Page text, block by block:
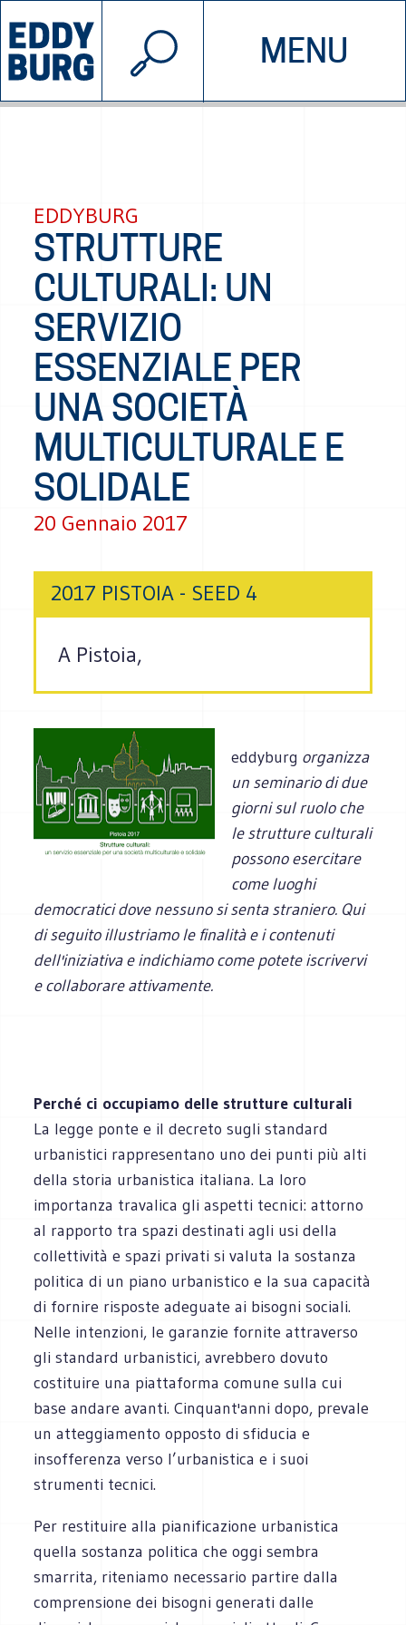
MENU
INIZIATIVE CHI SIAMO
© 2026 EDDYBURG
EDDYBURG
STRUTTURE
CULTURALI: UN
SERVIZIO
ESSENZIALE PER
UNA SOCIETÀ
MULTICULTURALE E
SOLIDALE
20 Gennaio 2017
2017 PISTOIA - SEED 4
A Pistoia,
eddyburg organizza
un seminario di due
giorni sul ruolo che
le strutture culturali
possono esercitare
come luoghi
democratici dove nessuno si senta straniero. Qui
di seguito illustriamo le finalità e i contenuti
dell'iniziativa e indichiamo come potete iscrivervi
e collaborare attivamente.
Perché ci occupiamo delle strutture culturali
La legge ponte e il decreto sugli standard
urbanistici rappresentano uno dei punti più alti
della storia urbanistica italiana. La loro
importanza travalica gli aspetti tecnici: attorno
al rapporto tra spazi destinati agli usi della
collettività e spazi privati si valuta la sostanza
politica di un piano urbanistico e la sua capacità
di fornire risposte adeguate ai bisogni sociali.
Nelle intenzioni, le garanzie fornite attraverso
gli standard urbanistici, avrebbero dovuto
costituire una piattaforma comune sulla cui
base andare avanti. Cinquant'anni dopo, prevale
un atteggiamento opposto di sfiducia e
insofferenza verso l’urbanistica e i suoi
strumenti tecnici.
Per restituire alla pianificazione urbanistica
quella sostanza politica che oggi sembra
smarrita, riteniamo necessario partire dalla
comprensione dei bisogni generati dalle